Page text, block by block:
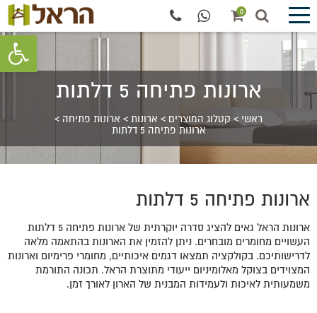
פתח
0
ארונות פתיחה 5 דלתות
ראשי > קטלוג המוצרים > ארונות > ארונות פתיחה >
ארונות פתיחה 5 דלתות
ארונות פתיחה 5 דלתות
ארונות הראל גאים להציג סדרה יוקרתית של ארונות פתיחה 5 דלתות
העשויים מחומרים מובחרים. ניתן להזמין את הארונות בהתאמה מלאה
לדרישותיכם. בקולקציה תמצאו דגמים איכותיים, מחומרי פרימיום וארונות
המצוידים בצוקל מאלומיניום ייעודי מתוצרת הראל. תכונה התורמת
משמעותית לאיכות ולעמידות המבנית של הארון לאורך זמן.